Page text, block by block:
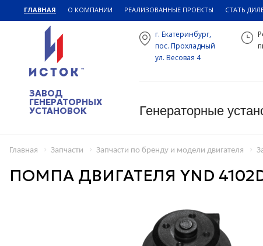
ГЛАВНАЯ О КОМПАНИИ РЕАЛИЗОВАННЫЕ ПРОЕКТЫ СТАТЬ
ЗАВОД
ГЕНЕРАТОРНЫХ
УСТАНОВОК
г. Екатеринбург,
пос. Прохладный
ул. Весовая 4
Генераторные
Главная Запчасти Запчасти по бренду и модели двигателя
ПОМПА ДВИГАТЕЛЯ YND